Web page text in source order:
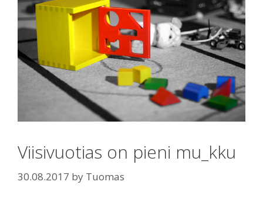
Viisivuotias on pieni mu_kku
30.08.2017 by Tuomas